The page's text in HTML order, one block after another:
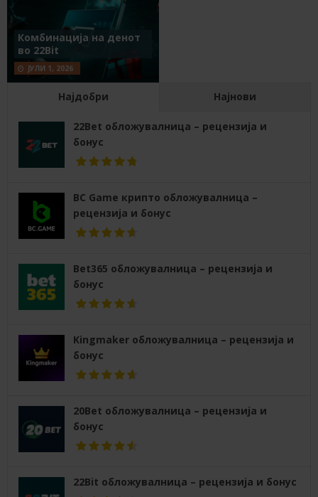
Комбинација на денот
во 22Bit
ЈУЛИ 1, 2026
Најдобри Најнови
22Bet обложувалница – рецензија и
бонус
BC Game крипто обложувалница –
рецензија и бонус
Bet365 обложувалница – рецензија и
бонус
Kingmaker обложувалница – рецензија и
бонус
20Bet обложувалница – рецензија и
бонус
22Bit обложувалница – рецензија и бонус